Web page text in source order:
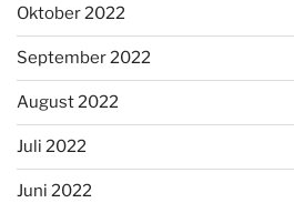
Oktober 2022
September 2022
August 2022
Juli 2022
Juni 2022